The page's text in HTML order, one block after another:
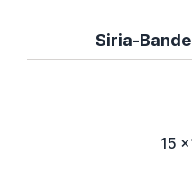
Siria-
15